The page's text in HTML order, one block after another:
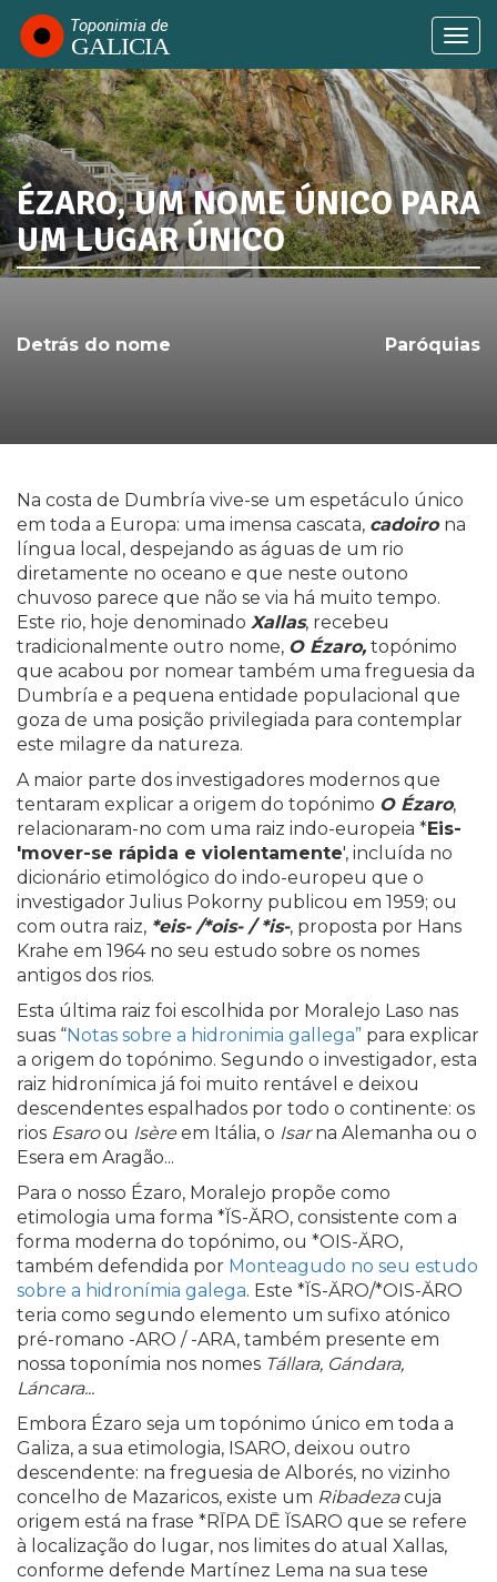
Passar
para
conteúdo
principal
SABIA QUE...
ÉZARO, UM NOME ÚNICO PARA
UM LUGAR ÚNICO
Detrás do nome Paróquias
Na costa de Dumbría vive-se um espetáculo único
em toda a Europa: uma imensa cascata, cadoiro na
língua local, despejando as águas de um rio
diretamente no oceano e que neste outono
chuvoso parece que não se via há muito tempo.
Este rio, hoje denominado Xallas, recebeu
tradicionalmente outro nome, O Ézaro, topónimo
que acabou por nomear também uma freguesia da
Dumbría e a pequena entidade populacional que
goza de uma posição privilegiada para contemplar
este milagre da natureza.
A maior parte dos investigadores modernos que
tentaram explicar a origem do topónimo O Ézaro,
relacionaram-no com uma raiz indo-europeia *Eis-
'mover-se rápida e violentamente', incluída no
dicionário etimológico do indo-europeu que o
investigador Julius Pokorny publicou em 1959; ou
com outra raiz, *eis- /*ois- / *is-, proposta por Hans
Krahe em 1964 no seu estudo sobre os nomes
antigos dos rios.
Esta última raiz foi escolhida por Moralejo Laso nas
suas “Notas sobre a hidronimia gallega” para explicar
a origem do topónimo. Segundo o investigador, esta
raiz hidronímica já foi muito rentável e deixou
descendentes espalhados por todo o continente: os
rios Esaroou Isère em Itália, o Isarna Alemanha ou o
Esera em Aragão...
Para o nosso Ézaro, Moralejo propõe como
etimologia uma forma *ĬS-ĂRO, consistente com a
forma moderna do topónimo, ou *OIS-ĂRO,
também defendida por Monteagudo no seu estudo
sobre a hidronímia galega. Este *ĬS-ĂRO/*OIS-ĂRO
teria como segundo elemento um sufixo atónico
pré-romano -ARO / -ARA, também presente em
nossa toponímia nos nomes Tállara, Gándara,
Láncara...
Embora Ézaro seja um topónimo único em toda a
Galiza, a sua etimologia, ISARO, deixou outro
descendente: na freguesia de Alborés, no vizinho
concelho de Mazaricos, existe um Ribadezacuja
origem está na frase *RĪPA DĒ ĬSARO que se refere
à localização do lugar, nos limites do atual Xallas,
conforme defende Martínez Lema na sua tese